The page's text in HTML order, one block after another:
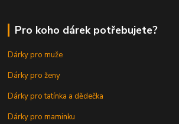
Pro koho dárek potřebujete?
Dárky pro muže
Dárky pro ženy
Dárky pro tatínka a dědečka
Dárky pro maminku